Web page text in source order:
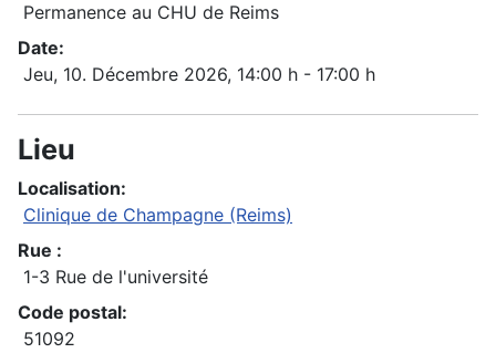
Permanence au CHU de Reims
Date:
Jeu, 10. Décembre 2026, 14:00 h - 17:00 h
Lieu
Localisation:
Clinique de Champagne (Reims)
Rue :
1-3 Rue de l'université
Code postal:
51092